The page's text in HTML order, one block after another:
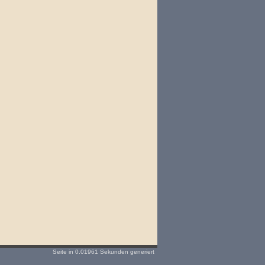
Seite in 0.01961 Sekunden generiert